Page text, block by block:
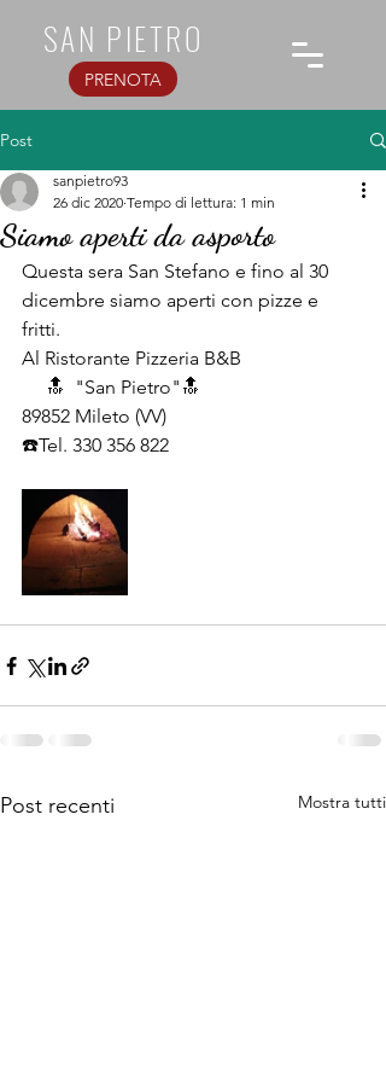
SAN PIETRO
PRENOTA
Post
Siamo aperti da asporto
sanpietro93
26 dic 2020 Tempo di lettura: 1 min
Questa sera San Stefano e fino al 30
dicembre siamo aperti con pizze e
fritti.
Al Ristorante Pizzeria B&B
🔝  "San Pietro"🔝
89852 Mileto (VV)
☎️Tel. 330 356 822
Post recenti Mostra tutti